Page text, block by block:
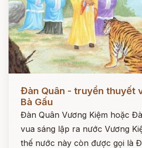
Đàn Quân - truyền thuyết
Bà Gấu
Đàn Quân Vương Kiệm hoặc
vua sáng lập ra nước Vương
thế nước này còn được gọi là